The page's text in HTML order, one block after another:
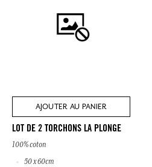
AJOUTER AU PANIER
LOT DE 2 TORCHONS LA PLONGE
100% coton
50 x 60cm